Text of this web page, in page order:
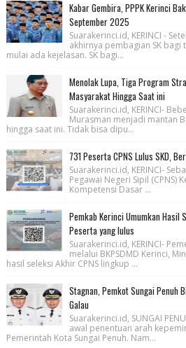
Kabar Gembira, PPPK Kerinci
September 2025
Suarakerinci.id, KERINCI -
akhirnya pembagian SK bagi
mulai ada kejelasan. SK bagi...
Menolak Lupa, Tiga Program
Masyarakat Hingga Saat ini
Suarakerinci.id, KERINCI-
Murasman menjadi mantan
hingga saat ini. Tidak bisa dipu...
731 Peserta CPNS Lulus SKD,
Suarakerinci.id, KERINCI-
Pegawai Negeri Sipil (CPNS)
Kompetensi Dasar ...
Pemkab Kerinci Umumkan Hasil
Peserta yang lulus
Suarakerinci.id, KERINCI-
melalui BKPSDMD Kerinci,
hasil seleksi Akhir CPNS lingkup ...
Stagnan, Pemkot Sungai Penuh
Galau
Suarakerinci.id, SUNGAI
awal penentuan arah
Pemerintah Kota Sungai Penuh. Nam...